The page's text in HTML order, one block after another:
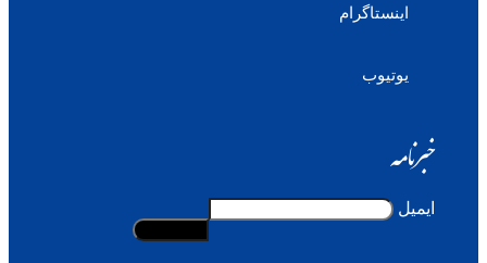
اینستاگرام
یوتیوب
خبرنامه
ایمیل